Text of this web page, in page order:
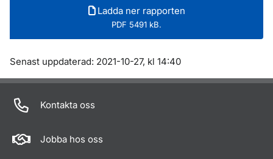
Ladda ner rapporten
PDF 5491 kB.
Om sidan
Senast uppdaterad: 2021-10-27, kl 14:40
Kontakta oss
Jobba hos oss